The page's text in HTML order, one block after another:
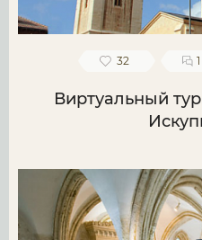
32 1
Виртуальный